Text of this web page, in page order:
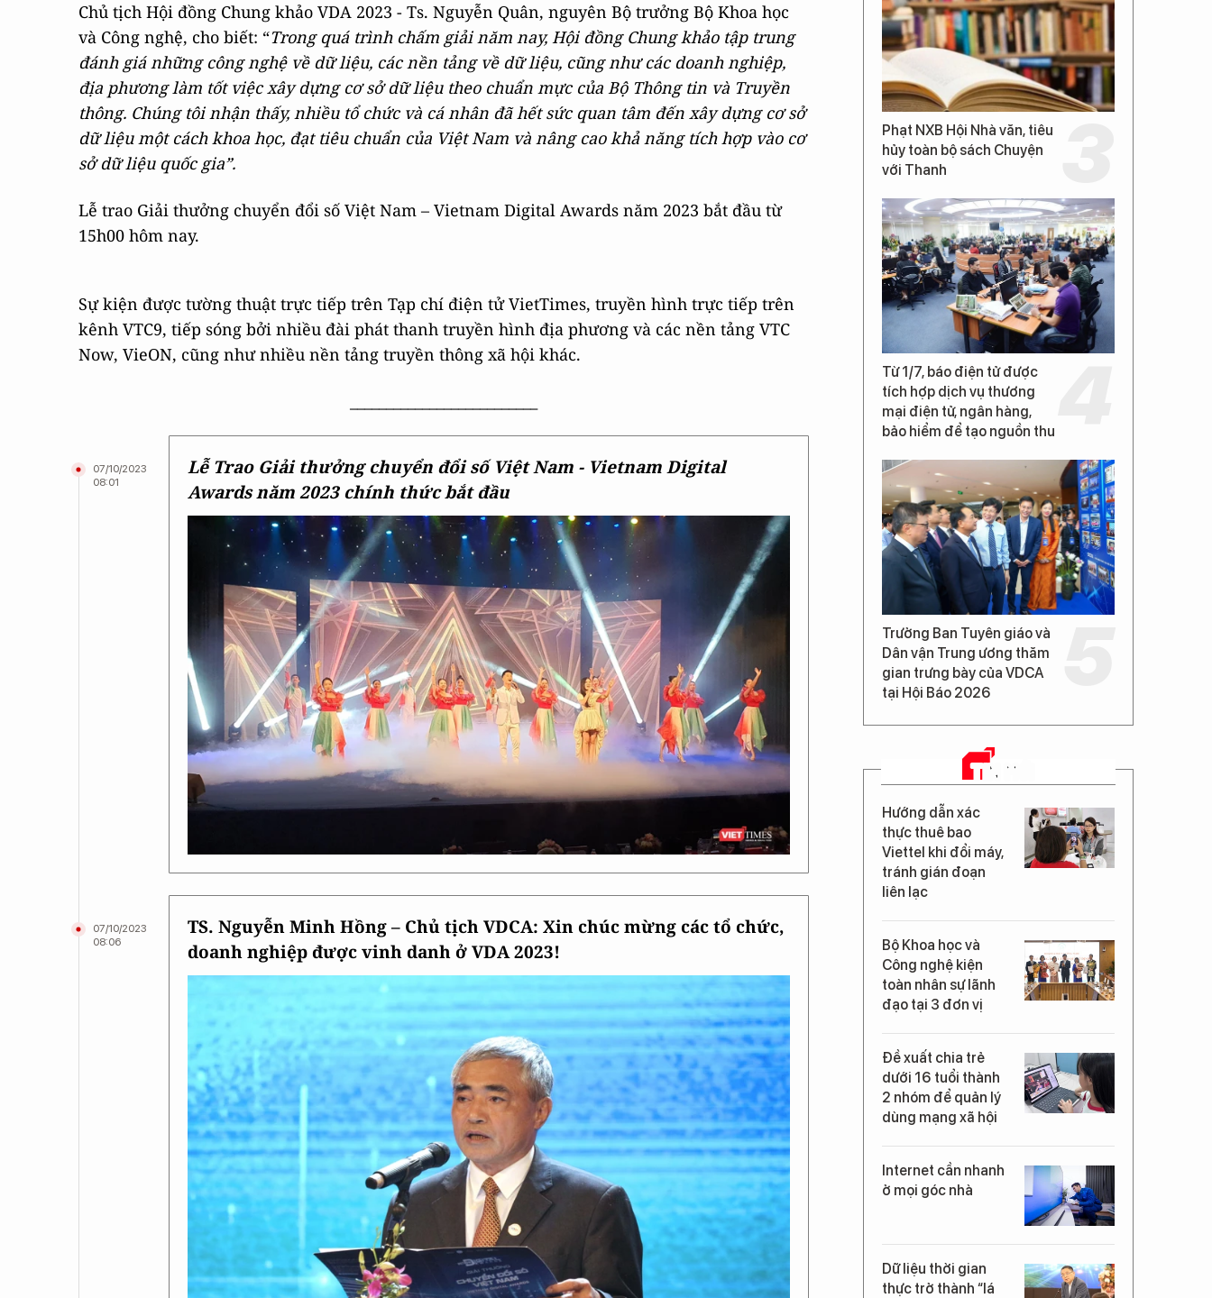
Chủ tịch Hội đồng Chung khảo VDA 2023 - Ts. Nguyễn Quân, nguyên Bộ trưởng Bộ Khoa học
và Công nghệ, cho biết: “Trong quá trình chấm giải năm nay, Hội đồng Chung khảo tập trung
đánh giá những công nghệ về dữ liệu, các nền tảng về dữ liệu, cũng như các doanh nghiệp,
địa phương làm tốt việc xây dựng cơ sở dữ liệu theo chuẩn mực của Bộ Thông tin và Truyền
thông. Chúng tôi nhận thấy, nhiều tổ chức và cá nhân đã hết sức quan tâm đến xây dựng cơ sở
dữ liệu một cách khoa học, đạt tiêu chuẩn của Việt Nam và nâng cao khả năng tích hợp vào cơ
sở dữ liệu quốc gia”.
Lễ trao Giải thưởng chuyển đổi số Việt Nam – Vietnam Digital Awards năm 2023 bắt đầu từ
15h00 hôm nay.
Sự kiện được tường thuật trực tiếp trên Tạp chí điện tử VietTimes, truyền hình trực tiếp trên
kênh VTC9, tiếp sóng bởi nhiều đài phát thanh truyền hình địa phương và các nền tảng VTC
Now, VieON, cũng như nhiều nền tảng truyền thông xã hội khác.
07/10/2023
08:01
Lễ Trao Giải thưởng chuyển đổi số Việt Nam - Vietnam Digital
Awards năm 2023 chính thức bắt đầu
07/10/2023
08:06
TS. Nguyễn Minh Hồng – Chủ tịch VDCA: Xin chúc mừng các tổ chức,
doanh nghiệp được vinh danh ở VDA 2023!
Phạt NXB Hội Nhà văn, tiêu
hủy toàn bộ sách Chuyện
với Thanh
Từ 1/7, báo điện tử được
tích hợp dịch vụ thương
mại điện tử, ngân hàng,
bảo hiểm để tạo nguồn thu
Trưởng Ban Tuyên giáo và
Dân vận Trung ương thăm
gian trưng bày của VDCA
tại Hội Báo 2026
TIN MỚI
Hướng dẫn xác
thực thuê bao
Viettel khi đổi máy,
tránh gián đoạn
liên lạc
Bộ Khoa học và
Công nghệ kiện
toàn nhân sự lãnh
đạo tại 3 đơn vị
Đề xuất chia trẻ
dưới 16 tuổi thành
2 nhóm để quản lý
dùng mạng xã hội
Internet cần nhanh
ở mọi góc nhà
Dữ liệu thời gian
thực trở thành “lá